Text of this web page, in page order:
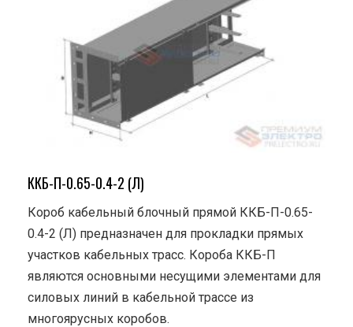
ККБ-П-0.65-0.4-2 (Л)
Короб кабельный блочный прямой ККБ-П-0.65-
0.4-2 (Л) предназначен для прокладки прямых
участков кабельных трасс. Короба ККБ-П
являются основными несущими элементами для
силовых линий в кабельной трассе из
многоярусных коробов.